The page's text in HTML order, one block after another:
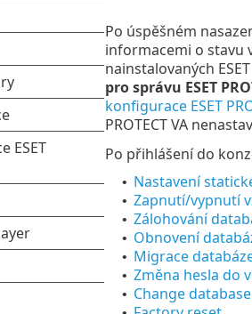
Po úspěšném
informacemi o stavu
nainstalovaných
pro správu ESET
konfigurace ESET
PROTECT VA
Po přihlášení do
• Nastavení
• Zapnutí/vypnutí
• Zálohování
• Obnovení
• Migrace
• Změna hesla do
• Change